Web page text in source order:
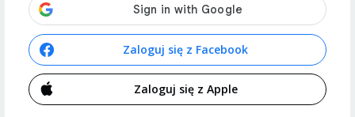
Zaloguj się z Facebook
Zaloguj się z Apple